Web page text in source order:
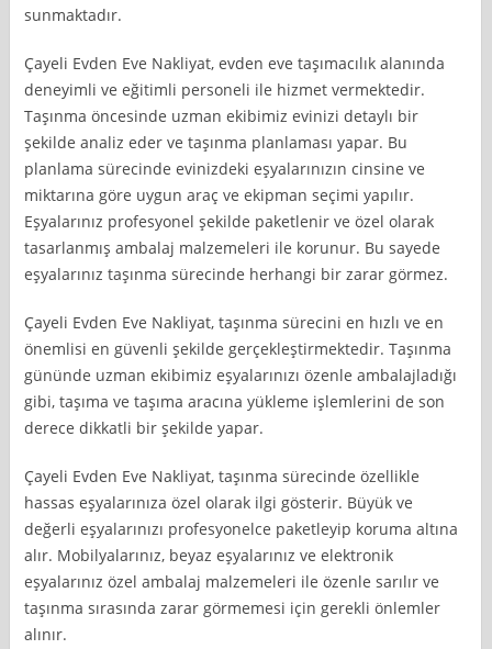
sunmaktadır.
Çayeli Evden Eve Nakliyat, evden eve taşımacılık alanında
deneyimli ve eğitimli personeli ile hizmet vermektedir.
Taşınma öncesinde uzman ekibimiz evinizi detaylı bir
şekilde analiz eder ve taşınma planlaması yapar. Bu
planlama sürecinde evinizdeki eşyalarınızın cinsine ve
miktarına göre uygun araç ve ekipman seçimi yapılır.
Eşyalarınız profesyonel şekilde paketlenir ve özel olarak
tasarlanmış ambalaj malzemeleri ile korunur. Bu sayede
eşyalarınız taşınma sürecinde herhangi bir zarar görmez.
Çayeli Evden Eve Nakliyat, taşınma sürecini en hızlı ve en
önemlisi en güvenli şekilde gerçekleştirmektedir. Taşınma
gününde uzman ekibimiz eşyalarınızı özenle ambalajladığı
gibi, taşıma ve taşıma aracına yükleme işlemlerini de son
derece dikkatli bir şekilde yapar.
Çayeli Evden Eve Nakliyat, taşınma sürecinde özellikle
hassas eşyalarınıza özel olarak ilgi gösterir. Büyük ve
değerli eşyalarınızı profesyonelce paketleyip koruma altına
alır. Mobilyalarınız, beyaz eşyalarınız ve elektronik
eşyalarınız özel ambalaj malzemeleri ile özenle sarılır ve
taşınma sırasında zarar görmemesi için gerekli önlemler
alınır.